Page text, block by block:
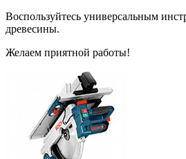
Воспользуйтесь универсальным
древесины.
Желаем приятной работы!